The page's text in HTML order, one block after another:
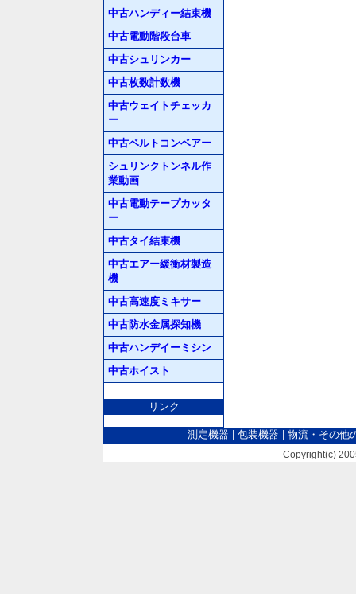
中古ハンディー結束機
中古電動階段台車
中古シュリンカー
中古枚数計数機
中古ウェイトチェッカ
ー
中古ベルトコンベアー
シュリンクトンネル作
業動画
中古電動テープカッタ
ー
中古タイ結束機
中古エアー緩衝材製造
機
中古高速度ミキサー
中古防水金属探知機
中古ハンデイーミシン
中古ホイスト
リンク
測定機器 包装機器 物流・その他
Copyright(c)